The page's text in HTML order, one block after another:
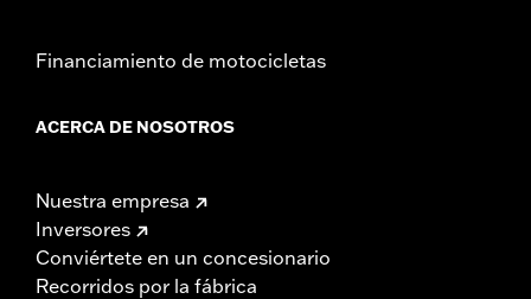
Financiamiento de motocicletas
ACERCA DE NOSOTROS
Nuestra empresa
Inversores
Conviértete en un concesionario
Recorridos por la fábrica